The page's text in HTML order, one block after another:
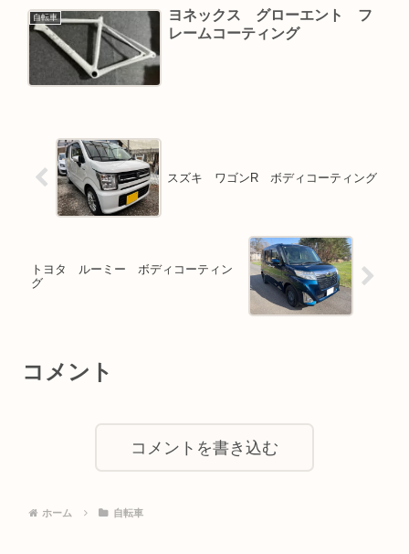
自転車
ヨネックス グローエント フ
レームコーティング
スズキ ワゴンR ボディコーティング
トヨタ ルーミー ボディコーティン
グ
コメント
コメントを書き込む
ホーム 自転車